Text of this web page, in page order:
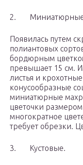
2.
Появилась путем
полиантовых
бордюрным
превышает 15 см.
листья и
конусообразные
миниатюрные
цветочки
многократное
требует обрезки.
3. Кустовые.